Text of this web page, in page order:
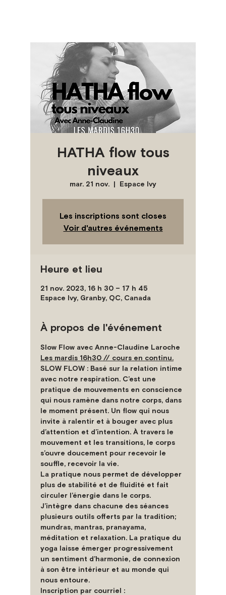
HATHA flow tous
niveaux
mar. 21 nov.
  |
Espace Ivy
Les inscriptions sont closes
Voir d'autres événements
Heure et lieu
21 nov. 2023, 16 h 30 – 17 h 45
Espace Ivy, Granby, QC, Canada
À propos de l'événement
Slow Flow
Les mardis 16h30 // cours en continu.
SLOW FLOW : Basé sur la relation intime
avec notre respiration. C’est une
pratique de mouvements en conscience
qui nous ramène dans notre corps, dans
le moment présent. Un flow qui nous
invite à ralentir et à bouger avec plus
d’attention et d’intention. À travers le
mouvement et les transitions, le corps
s’ouvre doucement pour recevoir le
souffle, recevoir la vie.
La pratique nous permet de développer
plus de stabilité et de fluidité et fait
circuler l’énergie dans le corps.
J’intègre dans chacune des séances
plusieurs outils offerts par la tradition;
mundras, mantras, pranayama,
méditation et relaxation. La pratique du
yoga laisse émerger progressivement
un sentiment d’harmonie, de connexion
à son être intérieur et au monde qui
nous entoure.
Inscription par courriel :